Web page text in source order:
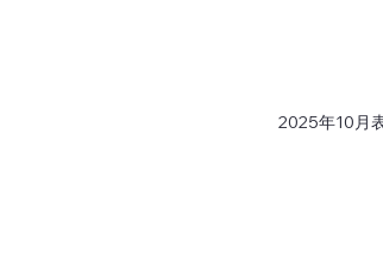
2025年10月